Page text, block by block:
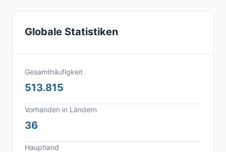
Globale Statistiken
Gesamthäufigkeit
513.815
Vorhanden in Ländern
36
Hauptland